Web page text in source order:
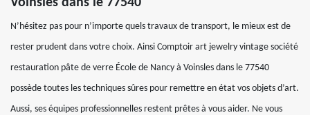
Voinsles dans le 77540
N’hésitez pas pour n’importe quels travaux de transport, le mieux est de
rester prudent dans votre choix. Ainsi Comptoir art jewelry vintage société
restauration pâte de verre École de Nancy à Voinsles dans le 77540
possède toutes les techniques sûres pour remettre en état vos objets d’art.
Aussi, ses équipes professionnelles restent prêtes à vous aider. Ne vous